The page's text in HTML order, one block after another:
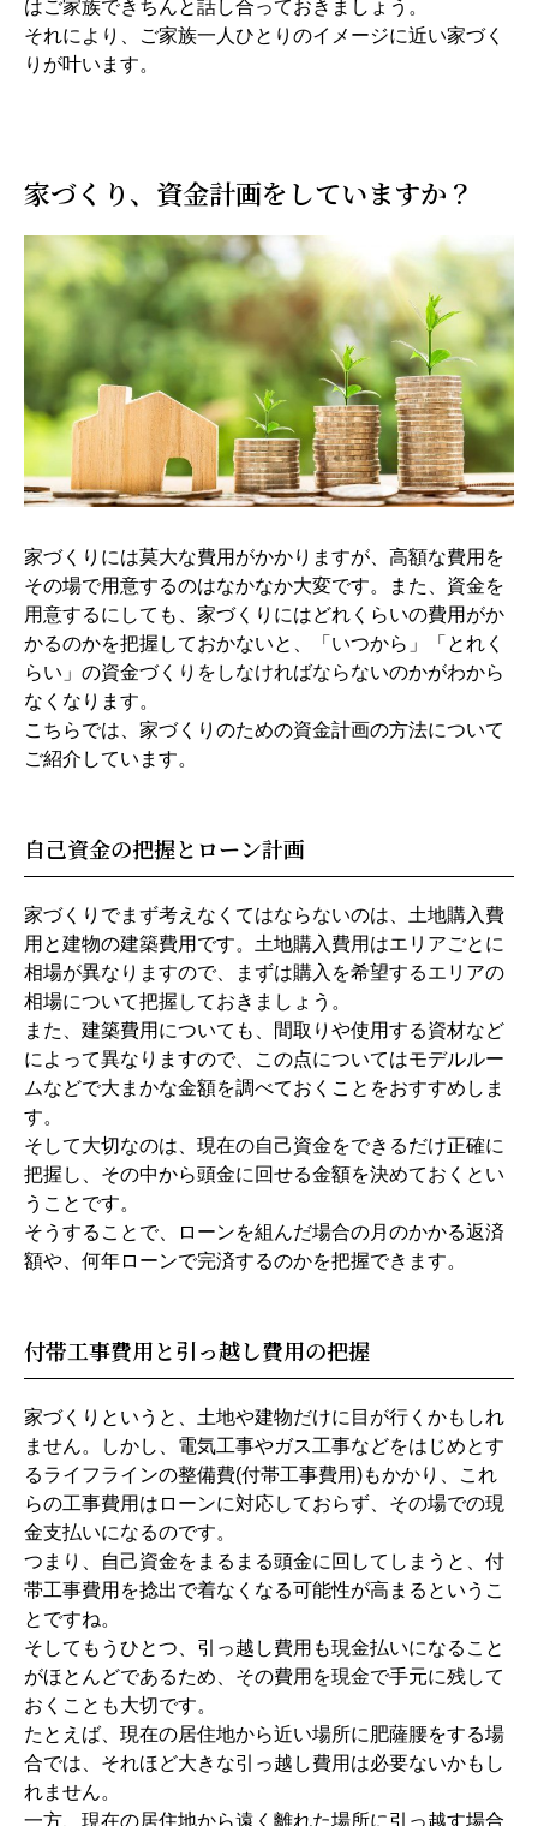
はご家族できちんと話し合っておきましょう。
それにより、ご家族一人ひとりのイメージに近い家づく
りが叶います。
家づくり、資金計画をしていますか？
家づくりには莫大な費用がかかりますが、高額な費用を
その場で用意するのはなかなか大変です。また、資金を
用意するにしても、家づくりにはどれくらいの費用がか
かるのかを把握しておかないと、「いつから」「とれく
らい」の資金づくりをしなければならないのかがわから
なくなります。
こちらでは、家づくりのための資金計画の方法について
ご紹介しています。
自己資金の把握とローン計画
家づくりでまず考えなくてはならないのは、土地購入費
用と建物の建築費用です。土地購入費用はエリアごとに
相場が異なりますので、まずは購入を希望するエリアの
相場について把握しておきましょう。
また、建築費用についても、間取りや使用する資材など
によって異なりますので、この点についてはモデルルー
ムなどで大まかな金額を調べておくことをおすすめしま
す。
そして大切なのは、現在の自己資金をできるだけ正確に
把握し、その中から頭金に回せる金額を決めておくとい
うことです。
そうすることで、ローンを組んだ場合の月のかかる返済
額や、何年ローンで完済するのかを把握できます。
付帯工事費用と引っ越し費用の把握
家づくりというと、土地や建物だけに目が行くかもしれ
ません。しかし、電気工事やガス工事などをはじめとす
るライフラインの整備費(付帯工事費用)もかかり、これ
らの工事費用はローンに対応しておらず、その場での現
金支払いになるのです。
つまり、自己資金をまるまる頭金に回してしまうと、付
帯工事費用を捻出で着なくなる可能性が高まるというこ
とですね。
そしてもうひとつ、引っ越し費用も現金払いになること
がほとんどであるため、その費用を現金で手元に残して
おくことも大切です。
たとえば、現在の居住地から近い場所に肥薩腰をする場
合では、それほど大きな引っ越し費用は必要ないかもし
れません。
一方、現在の居住地から遠く離れた場所に引っ越す場合